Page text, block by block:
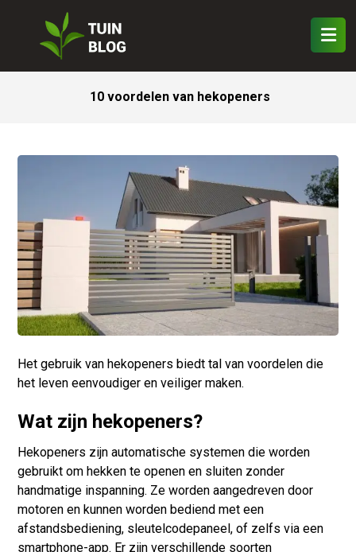
10 voordelen van hekopeners
Het gebruik van hekopeners biedt tal van voordelen die
het leven eenvoudiger en veiliger maken.
Wat zijn hekopeners?
Hekopeners zijn automatische systemen die worden
gebruikt om hekken te openen en sluiten zonder
handmatige inspanning. Ze worden aangedreven door
motoren en kunnen worden bediend met een
afstandsbediening, sleutelcodepaneel, of zelfs via een
smartphone-app. Er zijn verschillende soorten